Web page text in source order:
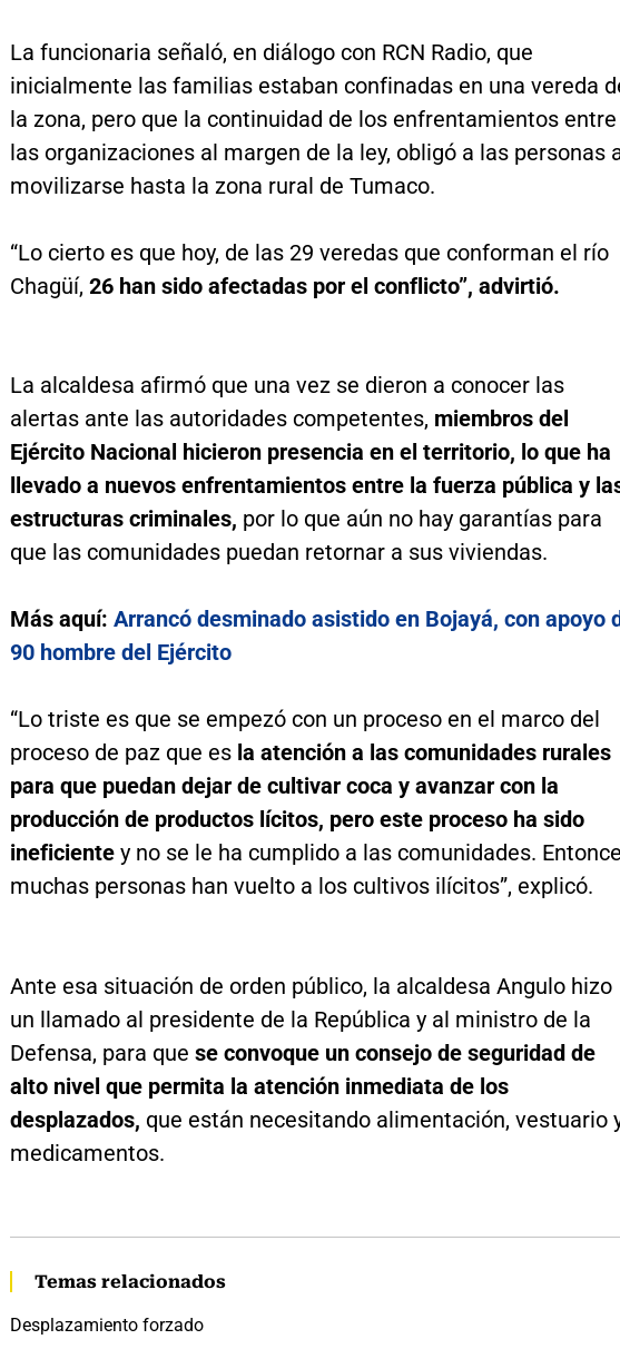
La funcionaria señaló, en diálogo con RCN Radio, que
inicialmente las familias estaban confinadas en una vereda
la zona, pero que la continuidad de los enfrentamientos entre
las organizaciones al margen de la ley, obligó a las personas
movilizarse hasta la zona rural de Tumaco.
“Lo cierto es que hoy, de las 29 veredas que conforman el río
Chagüí, 26 han sido afectadas por el conflicto”, advirtió.
La alcaldesa afirmó que una vez se dieron a conocer las
alertas ante las autoridades competentes, miembros del
Ejército Nacional hicieron presencia en el territorio, lo que ha
llevado a nuevos enfrentamientos entre la fuerza pública y
estructuras criminales, por lo que aún no hay garantías para
que las comunidades puedan retornar a sus viviendas.
Más aquí: Arrancó desminado asistido en Bojayá, con apoyo
90 hombre del Ejército
“Lo triste es que se empezó con un proceso en el marco del
proceso de paz que esla atención a las comunidades rurales
para que puedan dejar de cultivar coca y avanzar con la
producción de productos lícitos, pero este proceso ha sido
ineficientey no se le ha cumplido a las comunidades.
muchas personas han vuelto a los cultivos ilícitos”, explicó.
Ante esa situación de orden público, la alcaldesa Angulo hizo
un llamado al presidente de la República y al ministro de la
Defensa, para que se convoque un consejo de seguridad de
alto nivel que permita la atención inmediata de los
desplazados, que están necesitando alimentación, vestuario
medicamentos.
Temas relacionados
Desplazamiento forzado